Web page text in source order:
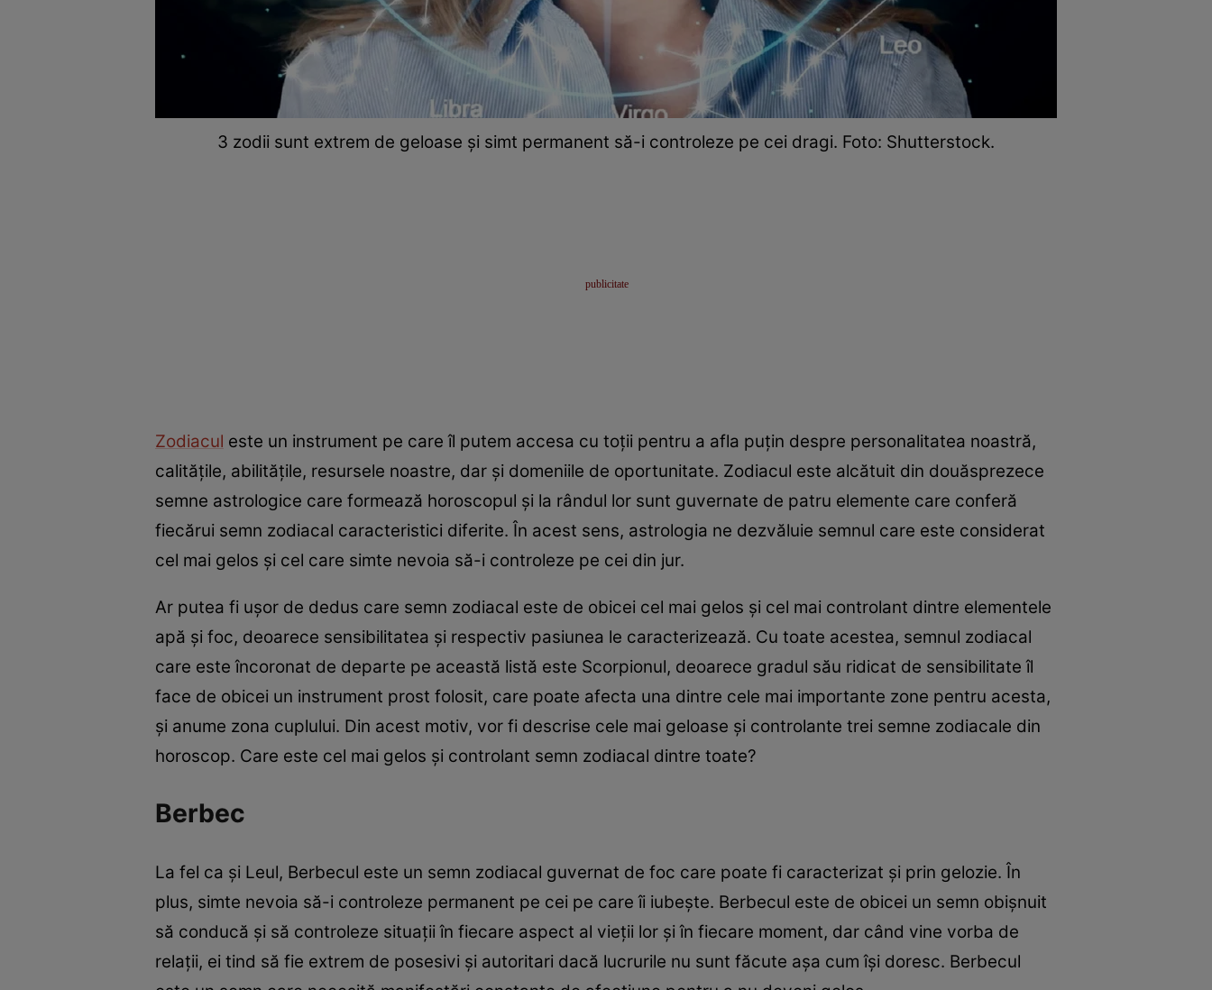
3 zodii sunt extrem de geloase și simt permanent să-i controleze pe cei dragi. Foto: Shutterstock.
Zodiacul este un instrument pe care îl putem accesa cu toții pentru a afla puțin despre personalitatea noastră,
calitățile, abilitățile, resursele noastre, dar și domeniile de oportunitate. Zodiacul este alcătuit din douăsprezece
semne astrologice care formează horoscopul și la rândul lor sunt guvernate de patru elemente care conferă
fiecărui semn zodiacal caracteristici diferite. În acest sens, astrologia ne dezvăluie semnul care este considerat
cel mai gelos și cel care simte nevoia să-i controleze pe cei din jur.
Ar putea fi ușor de dedus care semn zodiacal este de obicei cel mai gelos și cel mai controlant dintre elementele
apă și foc, deoarece sensibilitatea și respectiv pasiunea le caracterizează. Cu toate acestea, semnul zodiacal
care este încoronat de departe pe această listă este Scorpionul, deoarece gradul său ridicat de sensibilitate îl
face de obicei un instrument prost folosit, care poate afecta una dintre cele mai importante zone pentru acesta,
și anume zona cuplului. Din acest motiv, vor fi descrise cele mai geloase și controlante trei semne zodiacale din
horoscop. Care este cel mai gelos și controlant semn zodiacal dintre toate?
Berbec
La fel ca și Leul, Berbecul este un semn zodiacal guvernat de foc care poate fi caracterizat și prin gelozie. În
plus, simte nevoia să-i controleze permanent pe cei pe care îi iubește. Berbecul este de obicei un semn obișnuit
să conducă și să controleze situații în fiecare aspect al vieții lor și în fiecare moment, dar când vine vorba de
relații, ei tind să fie extrem de posesivi și autoritari dacă lucrurile nu sunt făcute așa cum își doresc. Berbecul